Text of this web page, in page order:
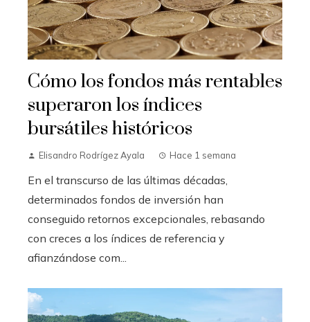
Cómo los fondos más rentables
superaron los índices
bursátiles históricos
Elisandro Rodrígez Ayala Hace 1 semana
En el transcurso de las últimas décadas,
determinados fondos de inversión han
conseguido retornos excepcionales, rebasando
con creces a los índices de referencia y
afianzándose com...